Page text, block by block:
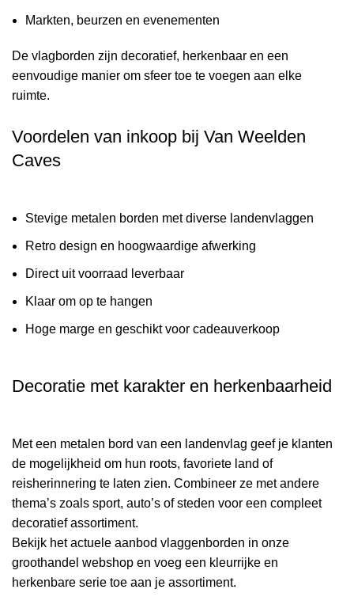
Markten, beurzen en evenementen
De vlagborden zijn decoratief, herkenbaar en een
eenvoudige manier om sfeer toe te voegen aan elke
ruimte.
Voordelen van inkoop bij Van Weelden
Caves
Stevige metalen borden met diverse landenvlaggen
Retro design en hoogwaardige afwerking
Direct uit voorraad leverbaar
Klaar om op te hangen
Hoge marge en geschikt voor cadeauverkoop
Decoratie met karakter en herkenbaarheid
Met een metalen bord van een landenvlag geef je klanten
de mogelijkheid om hun roots, favoriete land of
reisherinnering te laten zien. Combineer ze met andere
thema’s zoals sport, auto’s of steden voor een compleet
decoratief assortiment.
Bekijk het actuele aanbod vlaggenborden in onze
groothandel webshop en voeg een kleurrijke en
herkenbare serie toe aan je assortiment.